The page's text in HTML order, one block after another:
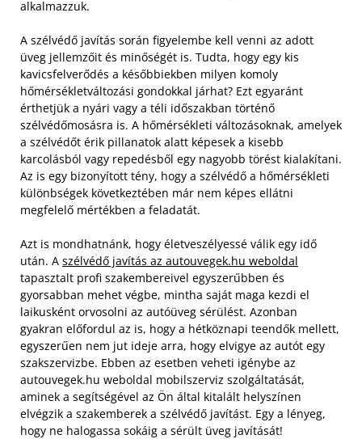
alkalmazzuk.
A szélvédő javítás során figyelembe kell venni az adott
üveg jellemzőit és minőségét is. Tudta, hogy egy kis
kavicsfelverődés a későbbiekben milyen komoly
hőmérsékletváltozási gondokkal járhat? Ezt egyaránt
érthetjük a nyári vagy a téli időszakban történő
szélvédőmosásra is. A hőmérsékleti változásoknak, amelyek
a szélvédőt érik pillanatok alatt képesek a kisebb
karcolásból vagy repedésből egy nagyobb törést kialakítani.
Az is egy bizonyított tény, hogy a szélvédő a hőmérsékleti
különbségek következtében már nem képes ellátni
megfelelő mértékben a feladatát.
Azt is mondhatnánk, hogy életveszélyessé válik egy idő
után. A szélvédő javítás az autouvegek.hu weboldal
tapasztalt profi szakembereivel egyszerűbben és
gyorsabban mehet végbe, mintha saját maga kezdi el
laikusként orvosolni az autóüveg sérülést. Azonban
gyakran előfordul az is, hogy a hétköznapi teendők mellett,
egyszerűen nem jut ideje arra, hogy elvigye az autót egy
szakszervizbe. Ebben az esetben veheti igénybe az
autouvegek.hu weboldal mobilszerviz szolgáltatását,
aminek a segítségével az Ön által kitalált helyszínen
elvégzik a szakemberek a szélvédő javítást. Egy a lényeg,
hogy ne halogassa sokáig a sérült üveg javítását!